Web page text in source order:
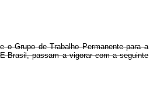
o Grupo de Trabalho Permanente para a
Brasil, passam a vigorar com a seguinte